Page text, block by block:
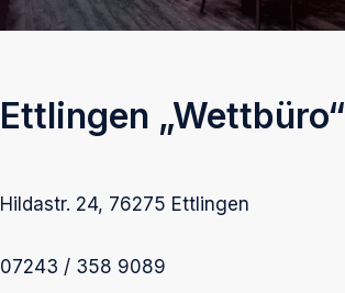
Ettlingen „Wettbüro“
Hildastr. 24, 76275 Ettlingen
07243 / 358 9089